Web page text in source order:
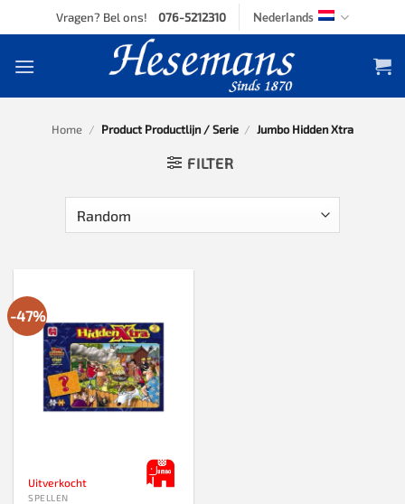
to
Vragen? Bel ons! 076-5212310 Nederlands
Home / Product Productlijn / Serie / Jumbo Hidden Xtra
FILTER
-47%
Uitverkocht
SPELLEN